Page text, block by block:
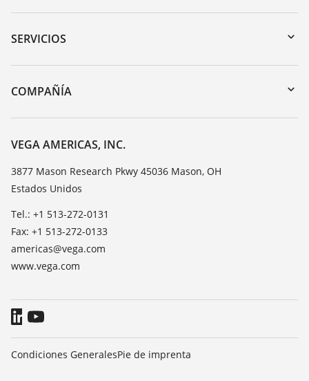
Zona de descarga
Búsqueda por número de serie
DTM Collection/PACTware
SERVICIOS
Devolución de instrumentos
Cursos de formacion
Lista de resistencias
TeamViewer
COMPAÑÍA
Acerca de VEGA
Contacto
Notícias
Prensa
Blog
VEGA AMERICAS, INC.
3877 Mason Research Pkwy 45036 Mason, OH
Estados Unidos
Tel.: +1 513-272-0131
Fax: +1 513-272-0133
americas@vega.com
www.vega.com
Condiciones GeneralesPie de imprenta